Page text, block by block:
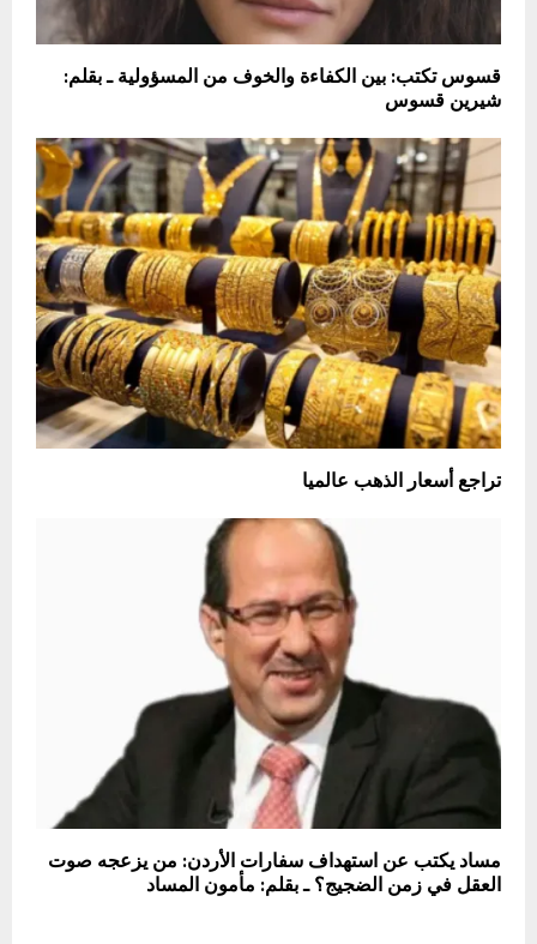
قسوس تكتب: بين الكفاءة والخوف من المسؤولية ـ بقلم:
شيرين قسوس
تراجع أسعار الذهب عالميا
مساد يكتب عن استهداف سفارات الأردن: من يزعجه صوت
العقل في زمن الضجيج؟ ـ بقلم: مأمون المساد